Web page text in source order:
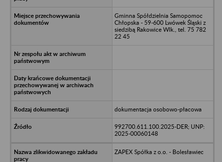
Gminna Spółdzielnia Samopomoc
Chłopska - 59-600 Lwówek Śląski z
siedzibą Rakowice Wlk., tel. 75 782
22 45
dokumentacja osobowo-płacowa
992700.611.100.2025-DER; UNP:
2025-00060148
ZAPEX Spółka z o.o. - Bolesławiec